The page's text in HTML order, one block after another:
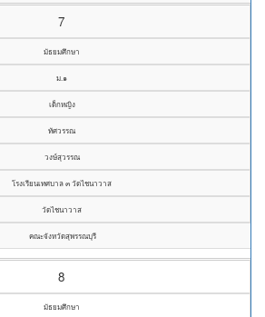
7
มัธยมศึกษา
ม.๑
เด็กหญิง
ทัศวรรณ
วงษ์สุวรรณ
โรงเรียนเทศบาล ๓ วัดไชนาวาส
วัดไชนาวาส
คณะจังหวัดสุพรรณบุรี
8
มัธยมศึกษา